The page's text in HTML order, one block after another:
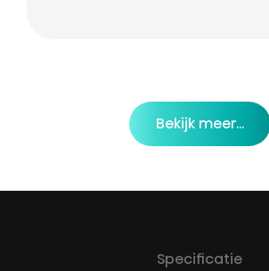
Bekijk meer...
Specificatie